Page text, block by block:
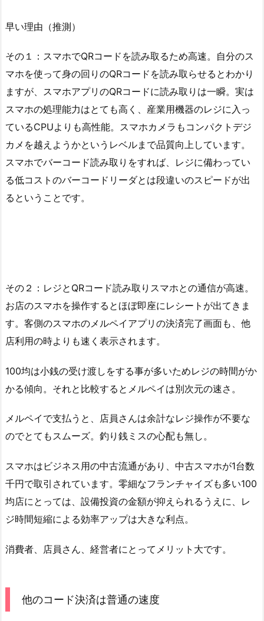
早い理由（推測）
その１：スマホでQRコードを読み取るため高速。自分のス
マホを使って身の回りのQRコードを読み取らせるとわかり
ますが、スマホアプリのQRコードに読み取りは一瞬。実は
スマホの処理能力はとても高く、産業用機器のレジに入っ
ているCPUよりも高性能。スマホカメラもコンパクトデジ
カメを越えようかというレベルまで品質向上しています。
スマホでバーコード読み取りをすれば、レジに備わってい
る低コストのバーコードリーダとは段違いのスピードが出
るということです。
その２：レジとQRコード読み取りスマホとの通信が高速。
お店のスマホを操作するとほぼ即座にレシートが出てきま
す。客側のスマホのメルペイアプリの決済完了画面も、他
店利用の時よりも速く表示されます。
100均は小銭の受け渡しをする事が多いためレジの時間がか
かる傾向。それと比較するとメルペイは別次元の速さ。
メルペイで支払うと、店員さんは余計なレジ操作が不要な
のでとてもスムーズ。釣り銭ミスの心配も無し。
スマホはビジネス用の中古流通があり、中古スマホが1台数
千円で取引されています。零細なフランチャイズも多い100
均店にとっては、設備投資の金額が抑えられるうえに、レ
ジ時間短縮による効率アップは大きな利点。
消費者、店員さん、経営者にとってメリット大です。
他のコード決済は普通の速度